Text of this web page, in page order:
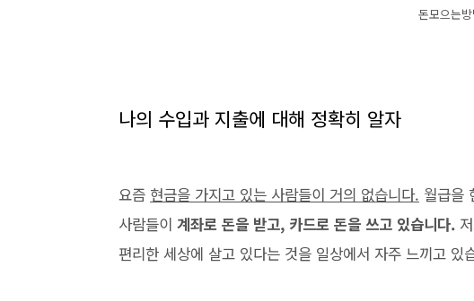
돈모으는방
나의 수입과 지출에 대해 정확히 알자
요즘 현금을 가지고 있는 사람들이 거의 없습니다. 월급을
사람들이 계좌로 돈을 받고, 카드로 돈을 쓰고 있습니다.
편리한 세상에 살고 있다는 것을 일상에서 자주 느끼고 있